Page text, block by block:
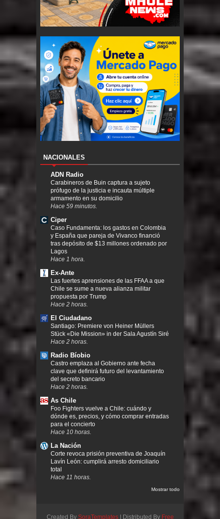
NACIONALES
ADN Radio
Carabineros de Buin captura a sujeto
prófugo de la justicia e incauta múltiple
armamento en su domicilio
Hace 59 minutos.
Ciper
Caso Fundamenta: los gastos en Colombia
y España que pareja de Vivanco financió
tras depósito de $13 millones ordenado por
Lagos
Hace 1 hora.
Ex-Ante
Las fuertes aprensiones de las FFAA a que
Chile se sume a nueva alianza militar
propuesta por Trump
Hace 2 horas.
El Ciudadano
Santiago: Premiere von Heiner Müllers
Stück «Die Mission» in der Sala Agustín Siré
Hace 2 horas.
Radio Bíobio
Castro emplaza al Gobierno ante fecha
clave que definirá futuro del levantamiento
del secreto bancario
Hace 2 horas.
As Chile
Foo Fighters vuelve a Chile: cuándo y
dónde es, precios, y cómo comprar entradas
para el concierto
Hace 10 horas.
La Nación
Corte revoca prisión preventiva de Joaquín
Lavín León: cumplirá arresto domiciliario
total
Hace 11 horas.
Mostrar todo
Created By SoraTemplates| Distributed By Free